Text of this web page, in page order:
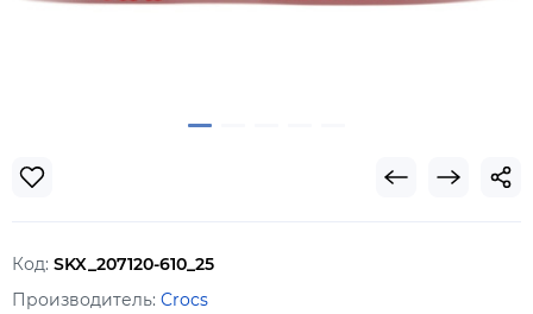
Код: SKX_207120-610_25
Производитель: Crocs